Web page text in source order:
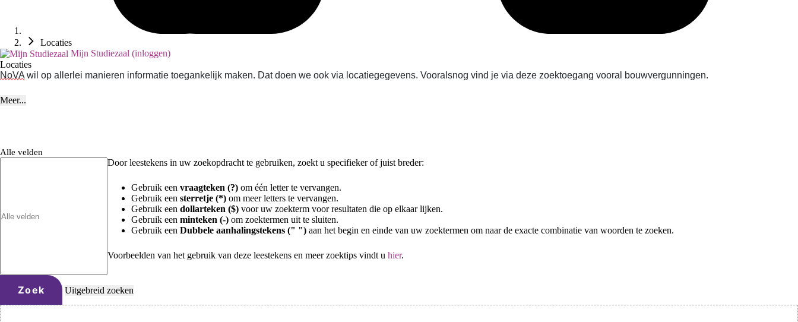
Locaties
Mijn Studiezaal (inloggen)
Locaties
NoVA wil op allerlei manieren informatie toegankelijk maken. Dat doen we ook via locatiegegevens. Vooralsnog vind je via deze zoektoegang vooral bouwvergunningen.
Meer...
Alle velden
Door leestekens in uw zoekopdracht te gebruiken, zoekt u specifieker of juist breder:
Gebruik een vraagteken (?) om één letter te vervangen.
Gebruik een sterretje (*) om meer letters te vervangen.
Gebruik een dollarteken ($) voor uw zoekterm voor resultaten die op elkaar lijken.
Gebruik een minteken (-) om zoektermen uit te sluiten.
Gebruik een Dubbele aanhalingstekens (" ") aan het begin en einde van uw zoektermen om naar de exacte combinatie van woorden te zoeken.
Voorbeelden van het gebruik van deze leestekens en meer zoektips vindt u hier.
Zoek Uitgebreid zoeken